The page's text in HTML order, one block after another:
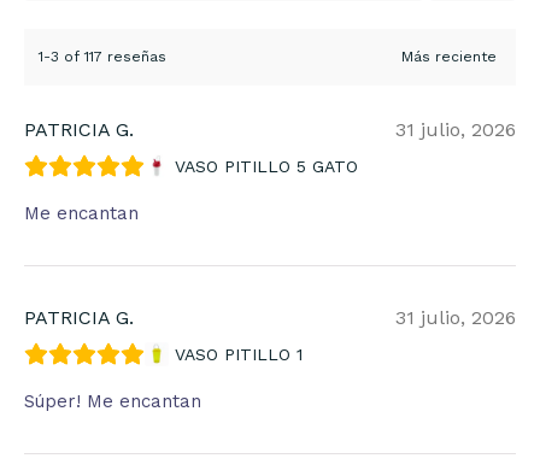
1-3 of 117 reseñas
PATRICIA G. 31 julio, 2026
VASO PITILLO 5 GATO
Me encantan
PATRICIA G. 31 julio, 2026
VASO PITILLO 1
Súper! Me encantan